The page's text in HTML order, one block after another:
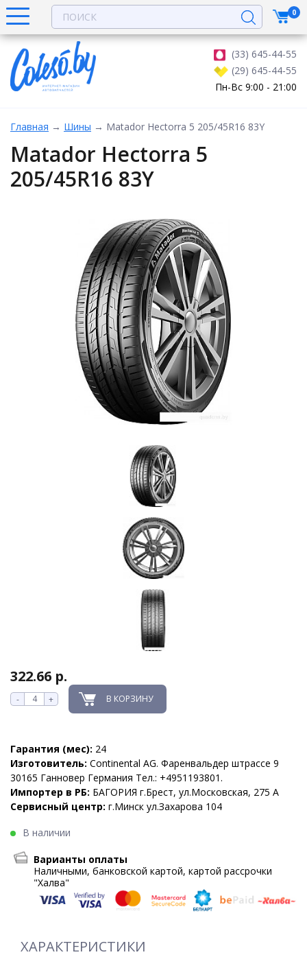
(33) 645-44-55
(29) 645-44-55
Пн-Вс 9:00 - 21:00
0
Главная → Шины → Matador Hectorra 5 205/45R16 83Y
Matador Hectorra 5
205/45R16 83Y
322.66 р.
- + В КОРЗИНУ
Гарантия (мес): 24
Изготовитель: Continental AG. Фаренвальдер штрассе 9
30165 Ганновер Германия Тел.: +4951193801.
Импортер в РБ: БАГОРИЯ г.Брест, ул.Московская, 275 А
Сервисный центр: г.Минск ул.Захарова 104
В наличии
Варианты оплаты
Наличными, банковской картой, картой рассрочки
"Халва"
ХАРАКТЕРИСТИКИ